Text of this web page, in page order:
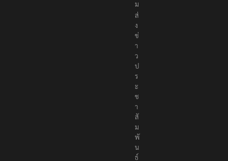
ง
ค
ม
ส่
ง
ข่
า
ว
ป
ร
ะ
ช
า
สั
ม
พั